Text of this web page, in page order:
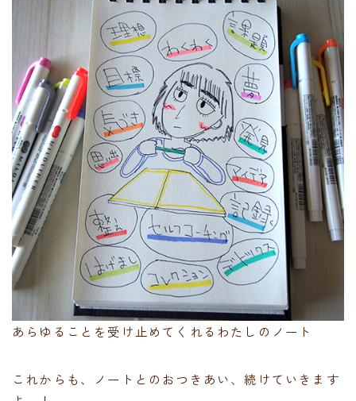
あらゆることを受け止めてくれるわたしのノート
これからも、ノートとのおつきあい、続けていきます